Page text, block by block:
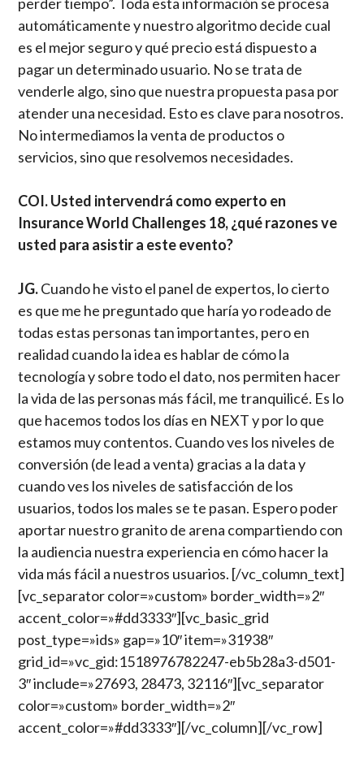
automáticamente y nuestro algoritmo decide cual
es el mejor seguro y qué precio está dispuesto a
pagar un determinado usuario. No se trata de
venderle algo, sino que nuestra propuesta pasa por
atender una necesidad. Esto es clave para nosotros.
No intermediamos la venta de productos o
servicios, sino que resolvemos necesidades.
COI. Usted intervendrá como experto en
Insurance World Challenges 18, ¿qué razones ve
usted para asistir a este evento?
JG.Cuando he visto el panel de expertos, lo cierto
es que me he preguntado que haría yo rodeado de
todas estas personas tan importantes, pero en
realidad cuando la idea es hablar de cómo la
tecnología y sobre todo el dato, nos permiten hacer
la vida de las personas más fácil, me tranquilicé. Es lo
que hacemos todos los días en NEXT y por lo que
estamos muy contentos. Cuando ves los niveles de
conversión (de lead a venta) gracias a la data y
cuando ves los niveles de satisfacción de los
usuarios, todos los males se te pasan. Espero poder
aportar nuestro granito de arena compartiendo con
la audiencia nuestra experiencia en cómo hacer la
vida más fácil a nuestros usuarios. [/vc_column_text]
[vc_separator color=»custom» border_width=»2″
accent_color=»#dd3333″][vc_basic_grid
post_type=»ids» gap=»10″ item=»31938″
grid_id=»vc_gid:1518976782247-eb5b28a3-d501-
3″ include=»27693, 28473, 32116″][vc_separator
color=»custom» border_width=»2″
accent_color=»#dd3333″][/vc_column][/vc_row]